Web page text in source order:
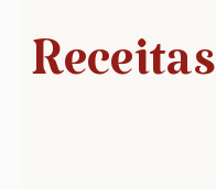
Receitas